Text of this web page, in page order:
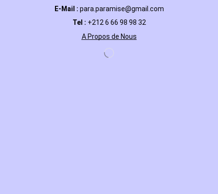
E-Mail : para.paramise@gmail.com
Tel : +212 6 66 98 98 32
A Propos de Nous